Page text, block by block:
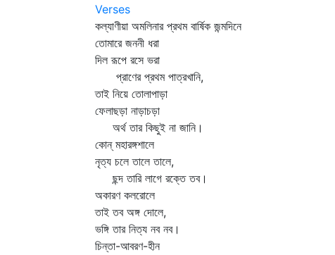
Verses
কল্যাণীয়া অমলিনার প্রথম বার্ষিক জন্মদিনে
তোমারে জননী ধরা
দিল রূপে রসে ভরা
প্রাণের প্রথম পাত্রখানি,
তাই নিয়ে তোলাপাড়া
ফেলাছড়া নাড়াচড়া
অর্থ তার কিছুই না জানি।
কোন্‌ মহারঙ্গশালে
নৃত্য চলে তালে তালে,
ছন্দ তারি লাগে রক্তে তব।
অকারণ কলরোলে
তাই তব অঙ্গ দোলে,
ভঙ্গি তার নিত্য নব নব।
চিন্তা-আবরণ-হীন